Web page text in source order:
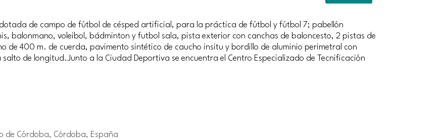
de campo de fútbol de césped artificial, para la práctica de fútbol y fútbol 7; pabellón
balonmano, voleibol, bádminton y futbol sala, pista exterior con canchas de baloncesto, 2 pistas de
de 400 m. de cuerda, pavimento sintético de caucho insitu y bordillo de aluminio perimetral con
de longitud.Junto a la Ciudad Deportiva se encuentra el Centro Especializado de Tecnificación
de Córdoba, Córdoba, España